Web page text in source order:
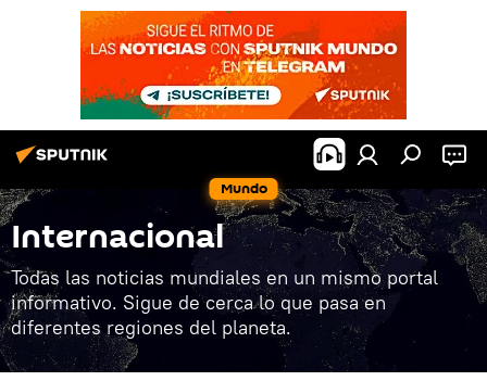
Mundo
Internacional
Todas las noticias mundiales en un mismo portal
informativo. Sigue de cerca lo que pasa en
diferentes regiones del planeta.